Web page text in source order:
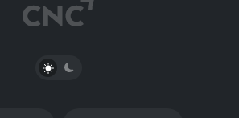
PŘEPNOUT SVĚTLÝ/TMAVÝ REŽIM